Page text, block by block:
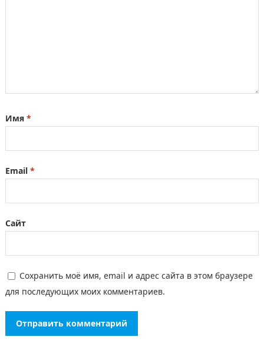
Имя *
Email *
Сайт
Сохранить моё имя, email и адрес сайта в этом браузере
для последующих моих комментариев.